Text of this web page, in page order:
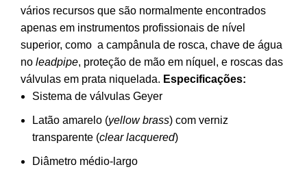
4,499.00€.4,369.00€.
vários recursos que são normalmente encontrados
apenas em instrumentos profissionais de nível
superior, como a campânula de rosca, chave de água
no leadpipe, proteção de mão em níquel, e roscas das
válvulas em prata niquelada. Especificações:
Sistema de válvulas Geyer
Latão amarelo (yellow brass) com verniz
transparente (clear lacquered)
Diâmetro médio-largo